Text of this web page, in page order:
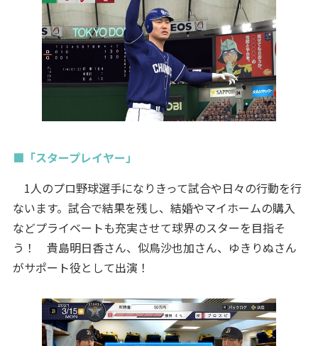
■「スタープレイヤー」
1人のプロ野球選手になりきって試合や日々の行動を行
ないます。試合で結果を残し、結婚やマイホームの購入
などプライベートも充実させて球界のスターを目指そ
う！ 貴島明日香さん、似鳥沙也加さん、ゆきりぬさん
がサポート役として出演！